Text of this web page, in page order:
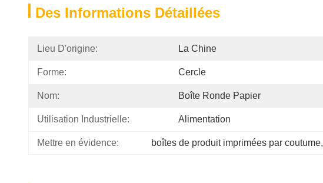
Des Informations Détaillées
Lieu D'origine: La Chine
Forme: Cercle
Nom: Boîte Ronde Papier
Utilisation Industrielle: Alimentation
Mettre en évidence: boîtes de produit imprimées par coutume,